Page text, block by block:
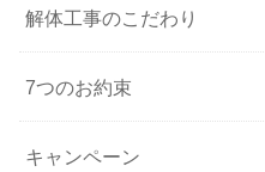
解体工事のこだわり
7つのお約束
キャンペーン